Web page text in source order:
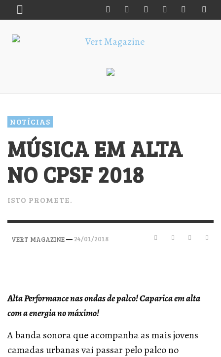
NOTÍCIAS
MÚSICA EM ALTA
NO CPSF 2018
ISTO PROMETE.
VERT MAGAZINE— 24/01/2018
Alta Performance nas ondas de palco! Caparica em alta
com a energia no máximo!
A banda sonora que acompanha as mais jovens
camadas urbanas vai passar pelo palco no